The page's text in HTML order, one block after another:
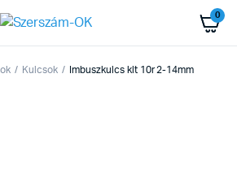
0
Kulcsok Imbuszkulcs klt 10r 2-14mm